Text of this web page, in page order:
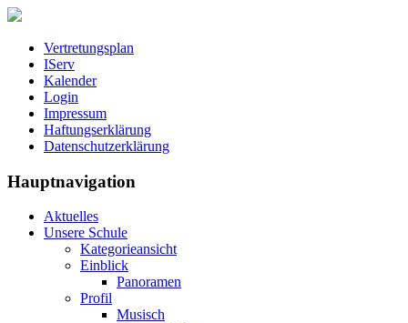
Vertretungsplan
IServ
Kalender
Login
Impressum
Haftungserklärung
Datenschutzerklärung
Hauptnavigation
Aktuelles
Unsere Schule
Kategorieansicht
Einblick
Panoramen
Profil
Musisch